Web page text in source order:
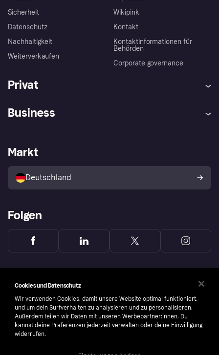
Sicherheit
Datenschutz
Nachhaltigkeit
Weiterverkaufen
Wikipink
Kontakt
Kontaktinformationen für
Behörden
Corporate governance
Privat
Klarna App
Shops entdecken
Käuferschutzrichtlinie
Dein Widerrufsrecht
Business
Händlerportal
Markt
Deutschland
Folgen
Cookies und Datenschutz
Wir verwenden Cookies, damit unsere Website optimal funktioniert,
und um dein Surfverhalten zu analysieren und zu personalisieren.
Außerdem teilen wir Daten mit unseren Werbepartner:innen. Du
kannst deine Präferenzen jederzeit verwalten oder deine Einwilligung
widerrufen.